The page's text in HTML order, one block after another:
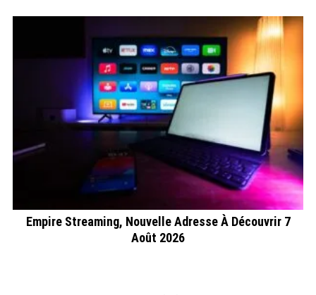
Empire Streaming, Nouvelle Adresse À Découvrir 7
Août 2026